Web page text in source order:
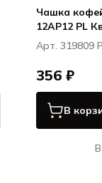
Чашка
12AP12 PL
Aqua ПИОЛИ
Арт. 319809
356 ₽
В